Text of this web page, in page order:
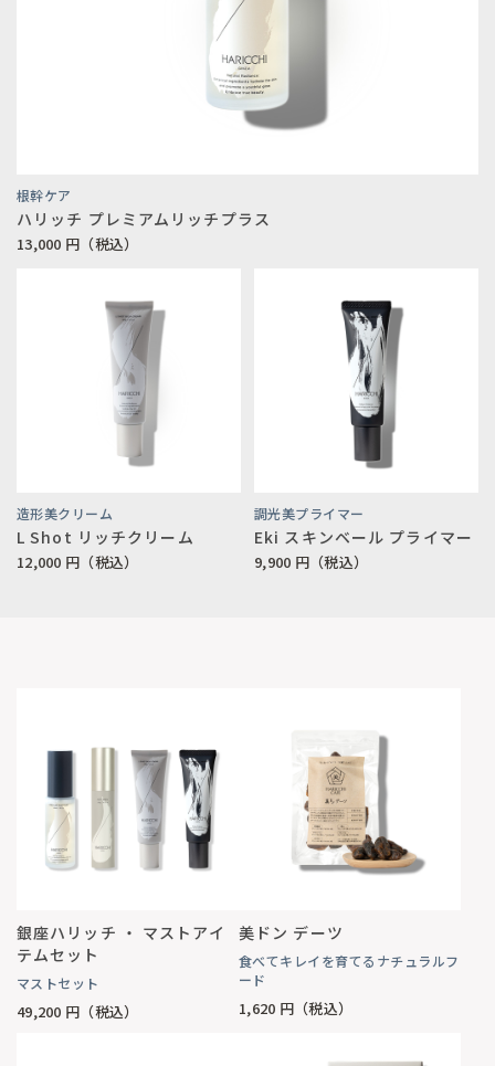
根幹ケア
ハリッチ プレミアムリッチプラス
13,000 円（税込）
造形美クリーム
L Shot リッチクリーム
12,000 円（税込）
調光美プライマー
Eki スキンベール プライマー
9,900 円（税込）
銀座ハリッチ ・ マストアイ
テムセット
マストセット
49,200 円（税込）
美ドン デーツ
食べてキレイを育てるナチュラルフ
ード
1,620 円（税込）